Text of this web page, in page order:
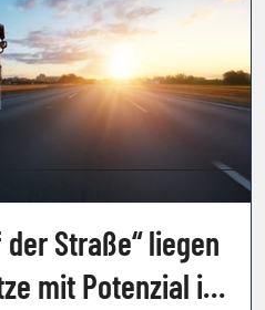
Straße“ liegen
mit Potenzial in